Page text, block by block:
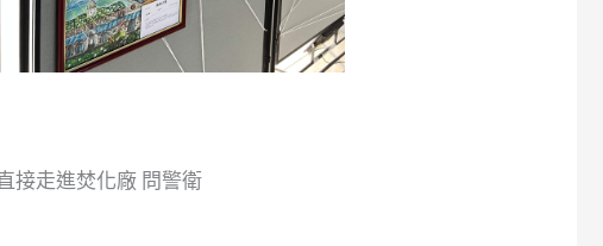
接走進焚化廠 問警衛